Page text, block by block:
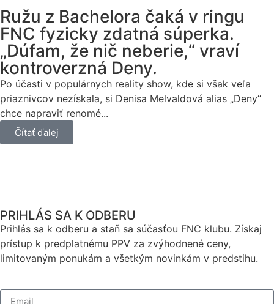
Ružu z Bachelora čaká v ringu
FNC fyzicky zdatná súperka.
„Dúfam, že nič neberie,“ vraví
kontroverzná Deny.
Po účasti v populárnych reality show, kde si však veľa
priaznivcov nezískala, si Denisa Melvaldová alias „Deny“
chce napraviť renomé...
Čítať ďalej
PRIHLÁS SA K ODBERU
Prihlás sa k odberu a staň sa súčasťou FNC klubu. Získaj
prístup k predplatnému PPV za zvýhodnené ceny,
limitovaným ponukám a všetkým novinkám v predstihu.